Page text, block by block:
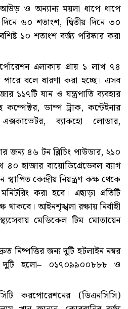
ও অন্যান্য ময়লা ধাপে ধাপে
৬০ শতাংশ, দ্বিতীয় দিনে ৩০
১০ শতাংশ বর্জ্য পরিষ্কার করা
এলাকায় প্রায় ১ লাখ ৭৪
বলে ধারণা করা হচ্ছে। এসব
১১৭টি যান ও যন্ত্রপাতি ব্যবহার
ডাম্প ট্রাক, কন্টেইনার
ব্যাকহো লোডার,
জন্য ৪৬ টন ব্লিচিং পাউডার, ২১০
হাজার বায়োডিগ্রেডেবল ব্যাগ
কেন্দ্রীয় নিয়ন্ত্রণ কক্ষ থেকে
করা হবে। এছাড়া প্রতিটি
আইনশৃঙ্খলা রক্ষায় নির্বাহী
মেডিকেল টিম মোতায়েন
নিষ্পত্তির জন্য দুটি হটলাইন নম্বর
দুটি হলো– ০১৭০৯৯০০৮৮৮ ও
করপোরেশনের (ডিএনসিসি)